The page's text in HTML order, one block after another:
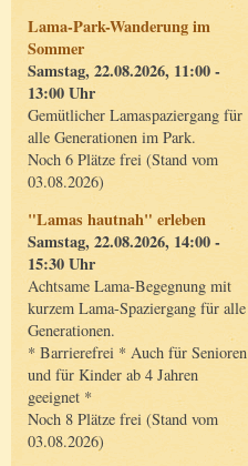
Lama-Park-Wanderung im
Sommer
Samstag, 22.08.2026, 11:00 -
13:00 Uhr
Gemütlicher Lamaspaziergang für
alle Generationen im Park.
Noch 6 Plätze frei (Stand vom
03.08.2026)
"Lamas hautnah" erleben
Samstag, 22.08.2026, 14:00 -
15:30 Uhr
Achtsame Lama-Begegnung mit
kurzem Lama-Spaziergang für alle
Generationen.
* Barrierefrei * Auch für Senioren
und für Kinder ab 4 Jahren
geeignet *
Noch 8 Plätze frei (Stand vom
03.08.2026)